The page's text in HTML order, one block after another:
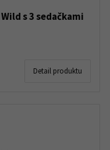
s 3 sedačkami
Detail produktu